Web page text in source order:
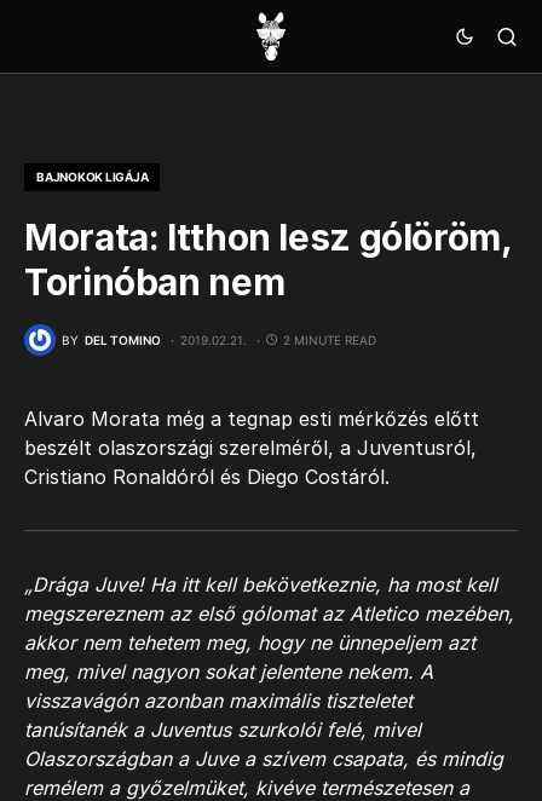
BAJNOKOK LIGÁJA
Morata: Itthon lesz gólöröm,
Torinóban nem
BY DEL TOMINO 2019.02.21. 2 MINUTE READ
Alvaro Morata még a tegnap esti mérkőzés előtt
beszélt olaszországi szerelméről, a Juventusról,
Cristiano Ronaldóról és Diego Costáról.
„Drága Juve! Ha itt kell bekövetkeznie, ha most kell
megszereznem az első gólomat az Atletico mezében,
akkor nem tehetem meg, hogy ne ünnepeljem azt
meg, mivel nagyon sokat jelentene nekem. A
visszavágón azonban maximális tiszteletet
tanúsítanék a Juventus szurkolói felé, mivel
Olaszországban a Juve a szívem csapata, és mindig
remélem a győzelmüket, kivéve természetesen a